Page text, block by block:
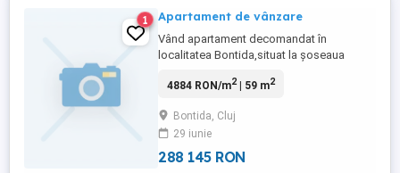
1 Apartament de vânzare
Vând apartament decomandat în
localitatea Bontida,situat la șoseaua
camere,bucătărie,camara,baie,hol mare,la
CF.Dispune de o magazie exterioară și o
grădină pentru flori.Alte detalii în privat.
4884 RON/m2| 59 m2
Bontida, Cluj
29 iunie
288 145 RON